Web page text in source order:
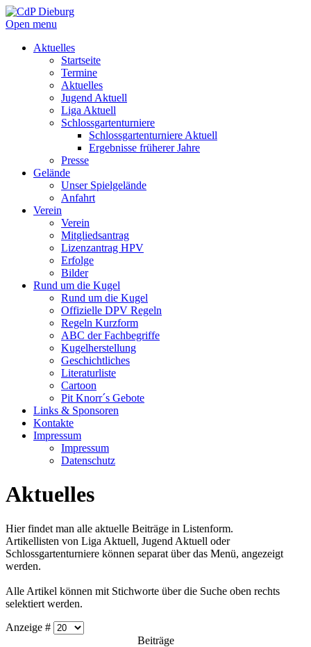
Open menu
Aktuelles
Startseite
Termine
Aktuelles
Jugend Aktuell
Liga Aktuell
Schlossgartenturniere
Schlossgartenturniere Aktuell
Ergebnisse früherer Jahre
Presse
Gelände
Unser Spielgelände
Anfahrt
Verein
Verein
Mitgliedsantrag
Lizenzantrag HPV
Erfolge
Bilder
Rund um die Kugel
Rund um die Kugel
Offizielle DPV Regeln
Regeln Kurzform
ABC der Fachbegriffe
Kugelherstellung
Geschichtliches
Literaturliste
Cartoon
Pit Knorr´s Gebote
Links & Sponsoren
Kontakte
Impressum
Impressum
Datenschutz
Aktuelles
Hier findet man alle aktuelle Beiträge in Listenform.
Artikellisten von Liga Aktuell, Jugend Aktuell oder
Schlossgartenturniere können separat über das Menü, angezeigt
werden.
Alle Artikel können mit Stichworte über die Suche oben rechts
selektiert werden.
Anzeige #
Beiträge